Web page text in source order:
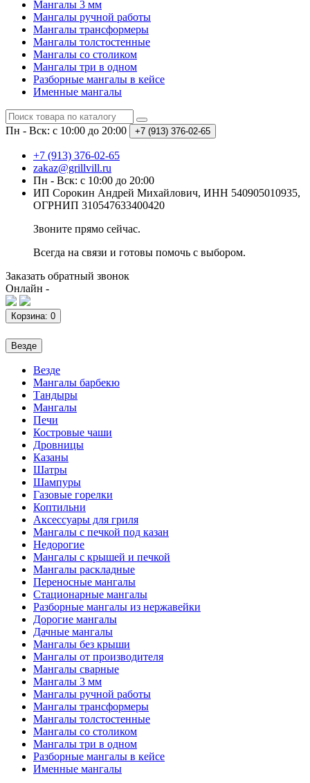
Мангалы 3 мм
Мангалы ручной работы
Мангалы трансформеры
Мангалы толстостенные
Мангалы со столиком
Мангалы три в одном
Разборные мангалы в кейсе
Именные мангалы
Пн - Вск: с 10:00 до 20:00 +7 (913) 376-02-65
+7 (913) 376-02-65
zakaz@grillvill.ru
Пн - Вск: с 10:00 до 20:00
ИП Сорокин Андрей Михайлович, ИНН 540905010935,
ОГРНИП 310547633400420
Звоните прямо сейчас.
Всегда на связи и готовы помочь с выбором.
Заказать обратный звонок
Онлайн -
Корзина: 0
Везде
Везде
Мангалы барбекю
Тандыры
Мангалы
Печи
Костровые чаши
Дровницы
Казаны
Шатры
Шампуры
Газовые горелки
Коптильни
Аксессуары для гриля
Мангалы с печкой под казан
Недорогие
Мангалы с крышей и печкой
Мангалы раскладные
Переносные мангалы
Стационарные мангалы
Разборные мангалы из нержавейки
Дорогие мангалы
Дачные мангалы
Мангалы без крыши
Мангалы от производителя
Мангалы сварные
Мангалы 3 мм
Мангалы ручной работы
Мангалы трансформеры
Мангалы толстостенные
Мангалы со столиком
Мангалы три в одном
Разборные мангалы в кейсе
Именные мангалы